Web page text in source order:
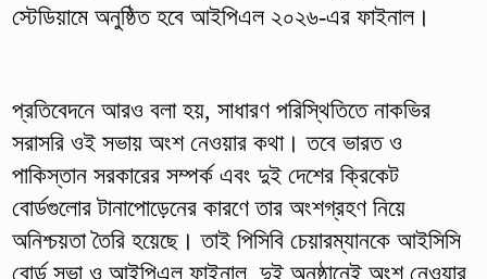
স্টেডিয়ামে অনুষ্ঠিত হবে আইপিএল ২০২৬-এর ফাইনাল।
প্রতিবেদনে আরও বলা হয়, সাধারণ পরিস্থিতিতে নাকভির
সরাসরি ওই সভায় অংশ নেওয়ার কথা। তবে ভারত ও
পাকিস্তান সরকারের সম্পর্ক এবং দুই দেশের ক্রিকেট
বোর্ডগুলোর টানাপোড়েনের কারণে তার অংশগ্রহণ নিয়ে
অনিশ্চয়তা তৈরি হয়েছে। তাই পিসিবি চেয়ারম্যানকে আইসিসি
বোর্ড সভা ও আইপিএল ফাইনাল, দুই অনুষ্ঠানেই অংশ নেওয়ার